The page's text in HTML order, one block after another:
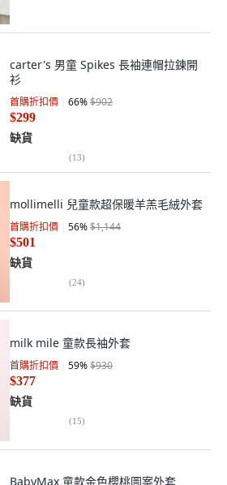
carter's 男童 Spikes 長袖連帽拉鍊開
衫
首購折扣價 66%$902
$299
缺貨
(13)
mollimelli 兒童款超保暖羊羔毛絨外套
首購折扣價 56%$1,144
$501
缺貨
(24)
milk mile 童款長袖外套
首購折扣價 59%$930
$377
缺貨
(15)
BabyMax 童款金色櫻桃圖案外套